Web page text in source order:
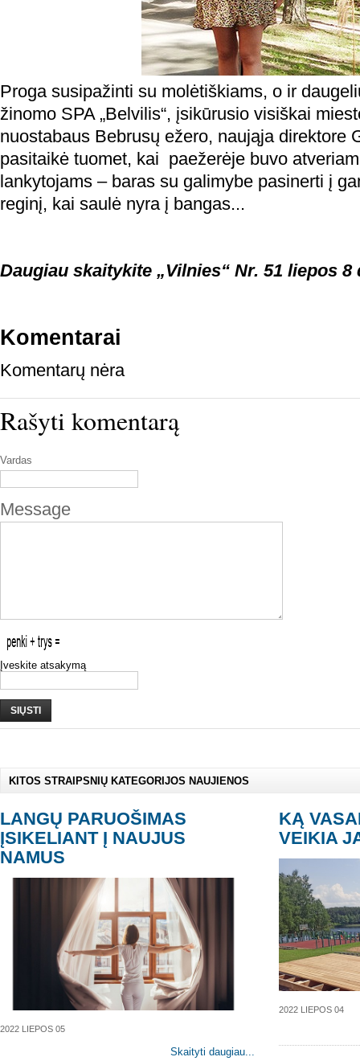
Proga susipažinti su molėtiškiams, o ir
žinomo SPA „Belvilis“, įsikūrusio visiškai
nuostabaus Bebrusų ežero, naująja direktore
pasitaikė tuomet, kai paežerėje buvo
lankytojams – baras su galimybe pasinerti į
reginį, kai saulė nyra į bangas...
Daugiau skaitykite „Vilnies“ Nr. 51 liepos 8
Komentarai
Komentarų nėra
Rašyti komentarą
Vardas
Message
Įveskite atsakymą
SIŲSTI
KITOS STRAIPSNIŲ KATEGORIJOS NAUJIENOS
LANGŲ PARUOŠIMAS
ĮSIKELIANT Į NAUJUS
NAMUS
2022 LIEPOS 05
Skaityti daugiau...
KĄ
VEIKIA
2022 LIEPOS 04